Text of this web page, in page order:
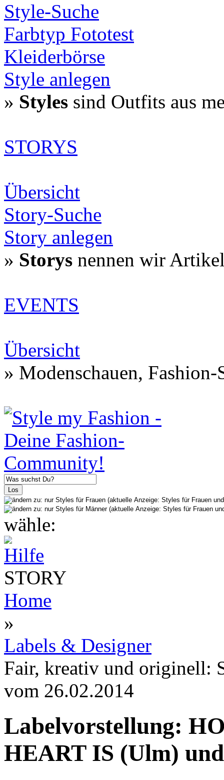
Style-Suche
Farbtyp Fototest
Kleiderbörse
Style anlegen
» Styles sind Outfits aus
STORYS
Übersicht
Story-Suche
Story anlegen
» Storys nennen wir
EVENTS
Übersicht
» Modenschauen,
wähle:
STORY
Home
»
Labels & Designer
Fair, kreativ und originell:
vom 26.02.2014
Labelvorstellung:
HEART IS (Ulm)